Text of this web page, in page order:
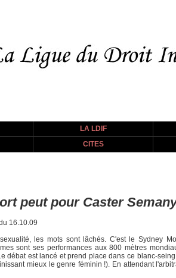
LA LDIF
CITES
peut pour Caster
16.10.09
les mots sont lâchés. C'est le Sydney
sont ses performances aux 800 mètres
débat est lancé et prend place dans ce blanc-
mieux le genre féminin !). En attendant